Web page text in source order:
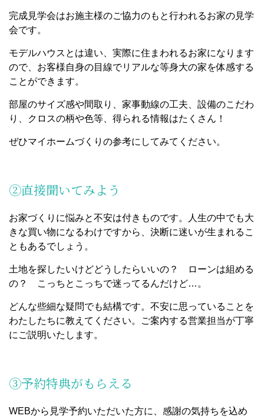
完成見学会はお施主様のご協力のもと行われるお家の見学
会です。
モデルハウスとは違い、実際に住まわれるお家になります
ので、お客様自身の目線でリアルな等身大の家を体感する
ことができます。
部屋のサイズ感や間取り、家事動線の工夫、設備のこだわ
り、クロスの柄や色等、得られる情報はたくさん！
ぜひマイホームづくりの参考にしてみてください。
②直接聞いてみよう
お家づくりに悩みと不安は付きものです。人生の中でも大
きな買い物になるわけですから、決断に迷いが生まれるこ
ともあるでしょう。
土地を探したいけどどうしたらいいの？ ローンは組める
の？ こっちとこっちで迷ってるんだけど…。
どんな些細な疑問でも結構です。不安に思っていることを
わたしたちに教えてください。ご案内する営業担当が丁寧
にご説明いたします。
③予約特典がもらえる
WEBから見学予約いただいた方に、感謝の気持ちを込め